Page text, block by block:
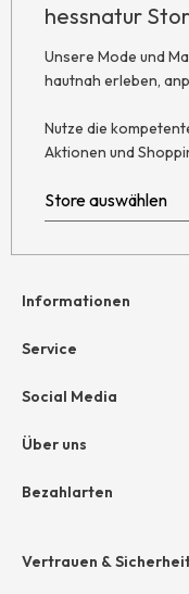
hessnatur
Unsere Mode und
hautnah erleben,
Nutze die
Aktionen und
Informationen
Hilfe & Kontakt
AGB
Widerruf
Impressum
Service
Geschenkgutscheine
Größentabelle
Social Media
Über uns
Unternehmen
Bezahlarten
Amazon Pay
Vertrauen &